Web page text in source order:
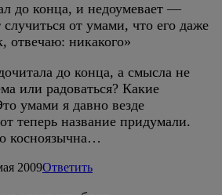
до конца, и недоумевает —
от умами, что его даже
отвечаю: никакого»
до конца, а смысла не
или радоваться? Какие
умами я давно везде
теперь название придумали.
косноязычна…
2009Ответить